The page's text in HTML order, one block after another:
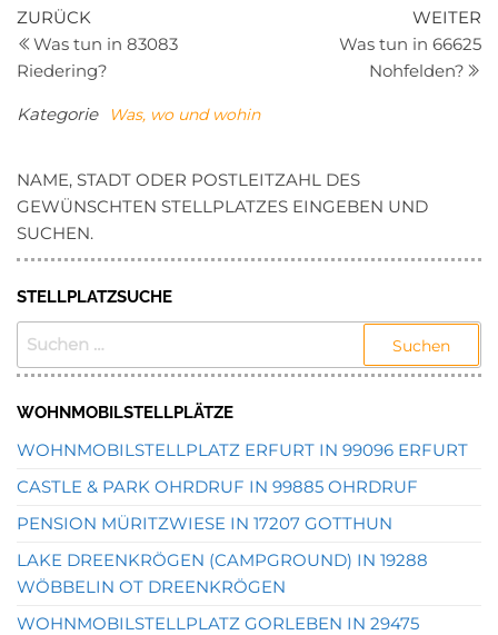
Beitragsnavigation
Vorheriger
Beitrag
ZURÜCK
Was tun in 83083
Riedering?
WEITER
Was tun in 66625
Nohfelden?
Kategorie Was, wo und wohin
NAME, STADT ODER POSTLEITZAHL DES
GEWÜNSCHTEN STELLPLATZES EINGEBEN UND
SUCHEN.
STELLPLATZSUCHE
SUCHEN
WOHNMOBILSTELLPLÄTZE
WOHNMOBILSTELLPLATZ ERFURT IN 99096 ERFURT
CASTLE & PARK OHRDRUF IN 99885 OHRDRUF
PENSION MÜRITZWIESE IN 17207 GOTTHUN
LAKE DREENKRÖGEN (CAMPGROUND) IN 19288
WÖBBELIN OT DREENKRÖGEN
WOHNMOBILSTELLPLATZ GORLEBEN IN 29475